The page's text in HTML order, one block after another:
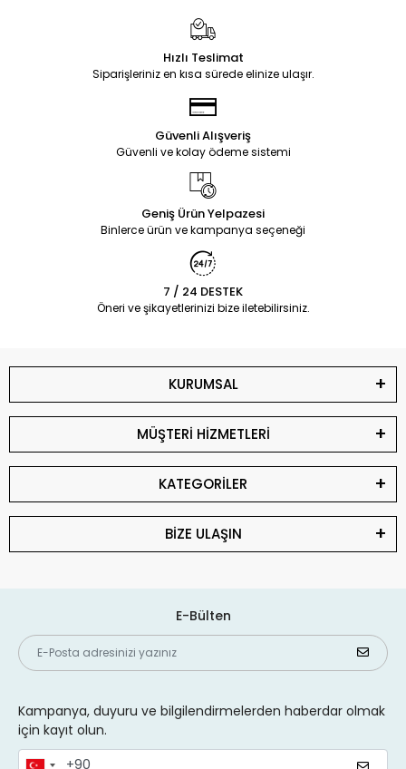
Hızlı Teslimat
Siparişleriniz en kısa sürede elinize ulaşır.
Güvenli Alışveriş
Güvenli ve kolay ödeme sistemi
Geniş Ürün Yelpazesi
Binlerce ürün ve kampanya seçeneği
7 / 24 DESTEK
Öneri ve şikayetlerinizi bize iletebilirsiniz.
KURUMSAL
MÜŞTERİ HİZMETLERİ
KATEGORİLER
BİZE ULAŞIN
E-Bülten
Kampanya, duyuru ve bilgilendirmelerden haberdar olmak
için kayıt olun.